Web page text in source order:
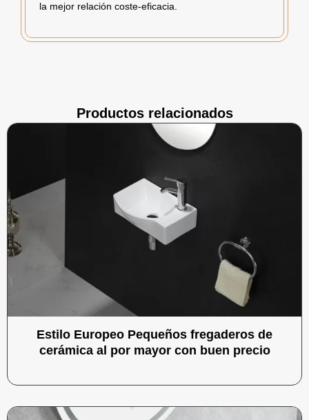
la mejor relación coste-eficacia.
Productos relacionados
Estilo Europeo Pequeños fregaderos de
cerámica al por mayor con buen precio